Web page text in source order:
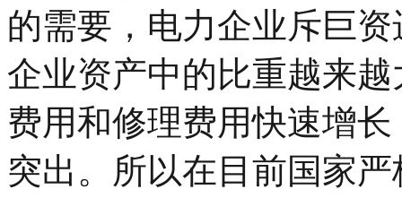
的需要，电力企业斥巨
企业资产中的比重越来
费用和修理费用快速增
突出。所以在目前国家